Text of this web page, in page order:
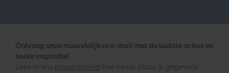
Ontvang onze maandelijkse e-mail met de laatste acties en
leuke inspiratie!
Lees in ons privacybeleid hoe inhuis plaza je gegevens